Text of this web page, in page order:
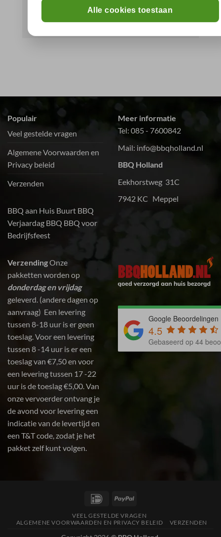
Populair
Veel gestelde vragen
Algemene Voorwaarden en
Privacy beleid
Verzenden
BBQ aan Huis Buurt BBQ
Verjaardag BBQ BBQ voor
Bedrijfsfeest
Meer informatie
Tel: 085 - 7600842
Mail: info@bbqholland.nl
BBQ Holland
Eekhorstweg 31C
7942 KC Meppel
VerzendingOnze
pakketten worden op
donderdag en vrijdag
geleverd. (andere dagen op
aanvraag) Een levering
tussen 8-18 uur is er geen
toeslag. Voor een levering
tussen 8 -14 uur is er een
toeslag van €7,50 en voor
een levering tussen 17 -22
uur is de toeslag €5,00. Van
onze vervoerder ontvang je
de avond voor levering een
indicatie van de levertijd en
een T&T code, zodat je het
pakket zelf kunt volgen.
Google Beoordelingen
4.5
Gebaseerd op 44
IDeal
VEEL GESTELDE VRAGEN
ALGEMENE VOORWAARDEN EN PRIVACY BELEID
VERZENDEN
Alle cookies toestaan